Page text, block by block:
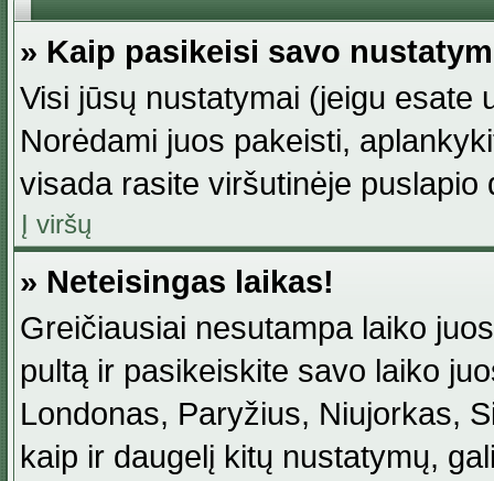
» Kaip pasikeisi savo
Visi jūsų nustatymai (jeigu esate
Norėdami juos pakeisti,
visada rasite viršutinėje
Į viršų
» Neteisingas laikas!
Greičiausiai nesutampa laiko
pultą ir pasikeiskite savo laiko
Londonas, Paryžius, Niujorkas,
kaip ir daugelį kitų nustatymų,